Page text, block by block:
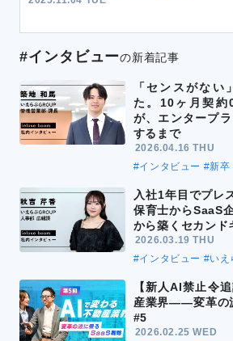
#インタビューの新着記事
「センスがない
た。10ヶ月契約
が、エンタープ
するまで
2026.04.16 THU
#インタビュー #新卒
入社1年目でプレ
保育士からSaaS
から築くセカンド
2026.03.19 THU
#インタビュー #いえ
【新人AI禁止令
産業界――変革の
#5
2026.02.25 WED